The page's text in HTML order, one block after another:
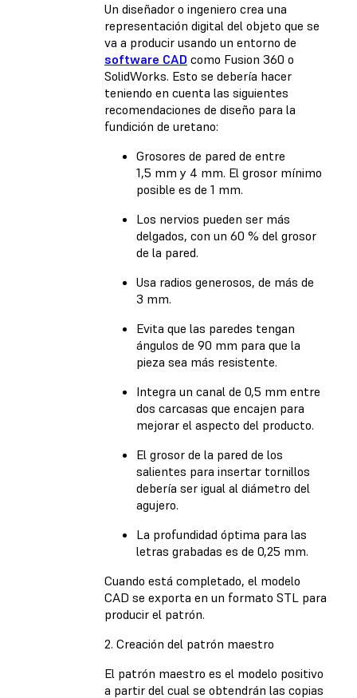
Un diseñador o ingeniero crea una
representación digital del objeto que se
va a producir usando un entorno de
software CAD como Fusion 360 o
SolidWorks. Esto se debería hacer
teniendo en cuenta las siguientes
recomendaciones de diseño para la
fundición de uretano:
Grosores de pared de entre
1,5 mm y 4 mm. El grosor mínimo
posible es de 1 mm.
Los nervios pueden ser más
delgados, con un 60 % del grosor
de la pared.
Usa radios generosos, de más de
3 mm.
Evita que las paredes tengan
ángulos de 90 mm para que la
pieza sea más resistente.
Integra un canal de 0,5 mm entre
dos carcasas que encajen para
mejorar el aspecto del producto.
El grosor de la pared de los
salientes para insertar tornillos
debería ser igual al diámetro del
agujero.
La profundidad óptima para las
letras grabadas es de 0,25 mm.
Cuando está completado, el modelo
CAD se exporta en un formato STL para
producir el patrón.
2. Creación del patrón maestro
El patrón maestro es el modelo positivo
a partir del cual se obtendrán las copias